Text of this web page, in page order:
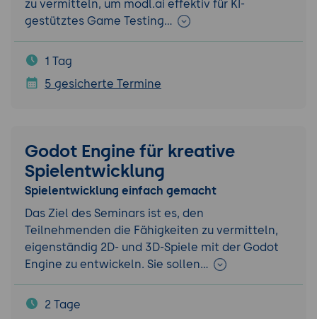
zu vermitteln, um modl.ai effektiv für KI-
gestütztes Game Testing…
1 Tag
5 gesicherte Termine
Godot Engine für kreative
Spielentwicklung
Spielentwicklung einfach gemacht
Das Ziel des Seminars ist es, den
Teilnehmenden die Fähigkeiten zu vermitteln,
eigenständig 2D- und 3D-Spiele mit der Godot
Engine zu entwickeln. Sie sollen…
2 Tage